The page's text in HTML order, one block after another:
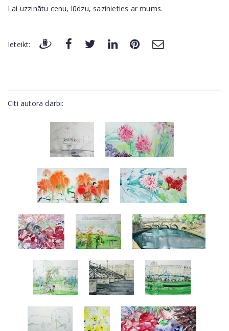
Lai uzzinātu cenu, lūdzu, sazinieties ar mums.
Ieteikt:
Citi autora darbi: